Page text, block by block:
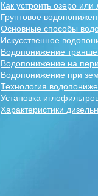
Как устроить озеро
Грунтовое
Основные способы
Искусственное
Водопонижение
Водопонижение на
Водопонижение при
Технология
Установка
Характеристики